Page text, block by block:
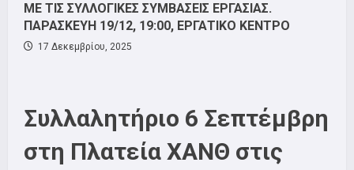
ΜΕ ΤΙΣ ΣΥΛΛΟΓΙΚΕΣ ΣΥΜΒΑΣΕΙΣ ΕΡΓΑΣΙΑΣ.
ΠΑΡΑΣΚΕΥΗ 19/12, 19:00, ΕΡΓΑΤΙΚΟ ΚΕΝΤΡΟ
17 Δεκεμβρίου, 2025
Συλλαλητήριο 6 Σεπτέμβρη
στη Πλατεία ΧΑΝΘ στις